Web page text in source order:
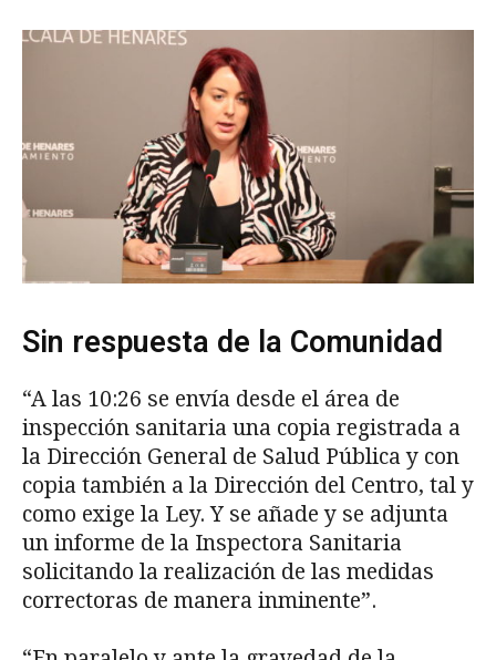
Sin respuesta de la Comunidad
“A las 10:26 se envía desde el área de
inspección sanitaria una copia registrada a
la Dirección General de Salud Pública y con
copia también a la Dirección del Centro, tal y
como exige la Ley. Y se añade y se adjunta
un informe de la Inspectora Sanitaria
solicitando la realización de las medidas
correctoras de manera inminente”.